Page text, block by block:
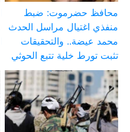
محافظ حضرموت: ضبط
منفذي اغتيال مراسل الحدث
محمد عيضة.. والتحقيقات
تثبت تورط خلية تتبع الحوثي